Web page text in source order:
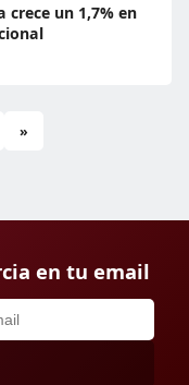
un 1,7% en
»
en tu email